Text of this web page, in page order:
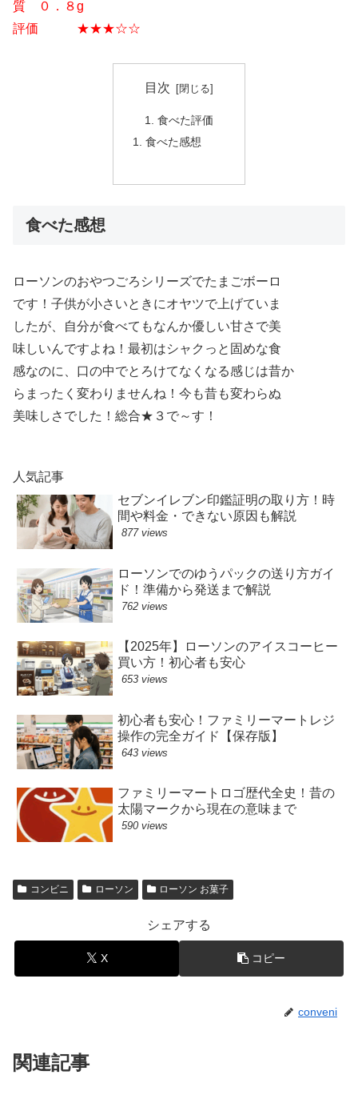
質 ０．８g
評価 ★★★☆☆
目次
食べた評価
食べた感想
食べた感想
ローソンのおやつごろシリーズでたまごボーロ
です！子供が小さいときにオヤツで上げていま
したが、自分が食べてもなんか優しい甘さで美
味しいんですよね！最初はシャクっと固めな食
感なのに、口の中でとろけてなくなる感じは昔か
らまったく変わりませんね！今も昔も変わらぬ
美味しさでした！総合★３で～す！
人気記事
セブンイレブン印鑑証明の取り方！時
間や料金・できない原因も解説
877 views
ローソンでのゆうパックの送り方ガイ
ド！準備から発送まで解説
762 views
【2025年】ローソンのアイスコーヒー
買い方！初心者も安心
653 views
初心者も安心！ファミリーマートレジ
操作の完全ガイド【保存版】
643 views
ファミリーマートロゴ歴代全史！昔の
太陽マークから現在の意味まで
590 views
コンビニ ローソン ローソン お菓子
シェアする
X コピー
conveni
関連記事